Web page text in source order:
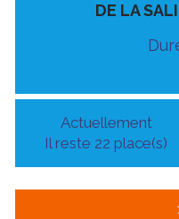
DE LA
Actuellement
Il reste 22 place(s)